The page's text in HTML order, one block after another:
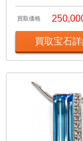
買取価格
買取宝石